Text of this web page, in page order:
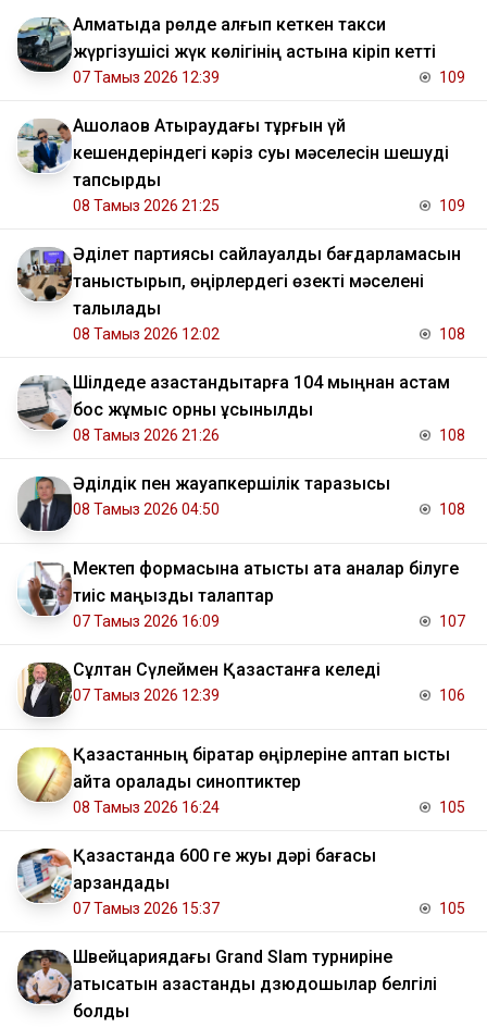
Алматыда рөлде қалғып кеткен такси
жүргізушісі жүк көлігінің астына кіріп кетті
07 Тамыз 2026 12:39 109
​Ақшолақов Атыраудағы тұрғын үй
кешендеріндегі кәріз суы мәселесін шешуді
тапсырды
08 Тамыз 2026 21:25 109
Әділет партиясы сайлауалды бағдарламасын
таныстырып, өңірлердегі өзекті мәселені
талқылады
08 Тамыз 2026 12:02 108
​Шілдеде қазақстандықтарға 104 мыңнан астам
бос жұмыс орны ұсынылды
08 Тамыз 2026 21:26 108
Әділдік пен жауапкершілік таразысы
08 Тамыз 2026 04:50 108
Мектеп формасына қатысты ата аналар білуге
тиіс маңызды талаптар
07 Тамыз 2026 16:09 107
Сұлтан Сүлеймен Қазақстанға келеді
07 Тамыз 2026 12:39 106
Қазақстанның бірқатар өңірлеріне аптап ыстық
қайта оралады синоптиктер
08 Тамыз 2026 16:24 105
Қазақстанда 600 ге жуық дәрі бағасы
арзандады
07 Тамыз 2026 15:37 105
Швейцариядағы Grand Slam турниріне
қатысатын қазақстандық дзюдошылар белгілі
болды